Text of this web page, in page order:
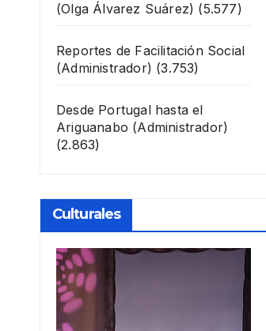
(Olga Álvarez Suárez) (5.577)
Reportes de Facilitación Social
(Administrador) (3.753)
Desde Portugal hasta el
Ariguanabo (Administrador)
(2.863)
Culturales